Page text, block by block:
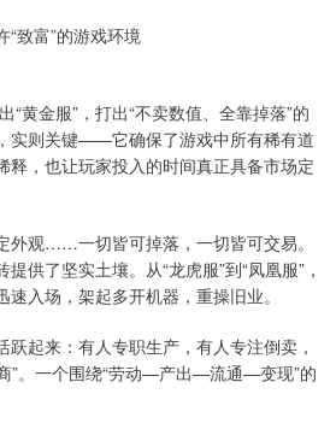
致富”的游戏环境
“黄金服”，打出“不卖数值、全靠掉落”的
实则关键——它确保了游戏中所有稀有道
释，也让玩家投入的时间真正具备市场定
外观……一切皆可掉落，一切皆可交易。
供了坚实土壤。从“龙虎服”到“凤凰服”，
入场，架起多开机器，重操旧业。
起来：有人专职生产，有人专注倒卖，
”。一个围绕“劳动—产出—流通—变现”的